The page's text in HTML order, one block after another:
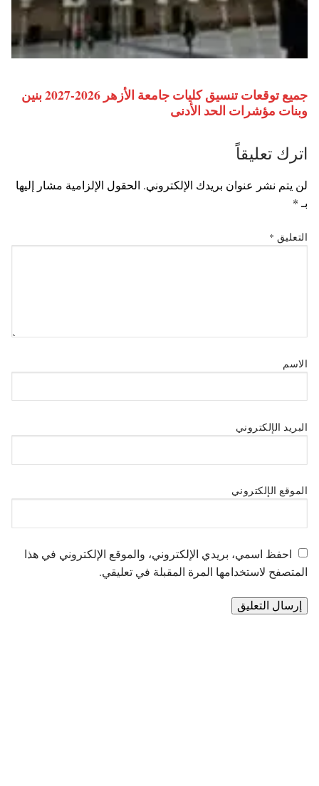
جميع توقعات تنسيق كليات جامعة الأزهر 2026-2027 بنين
وبنات مؤشرات الحد الأدنى
اترك تعليقاً
لن يتم نشر عنوان بريدك الإلكتروني. الحقول الإلزامية مشار إليها
بـ *
التعليق *
الاسم
البريد الإلكتروني
الموقع الإلكتروني
احفظ اسمي، بريدي الإلكتروني، والموقع الإلكتروني في هذا
المتصفح لاستخدامها المرة المقبلة في تعليقي.